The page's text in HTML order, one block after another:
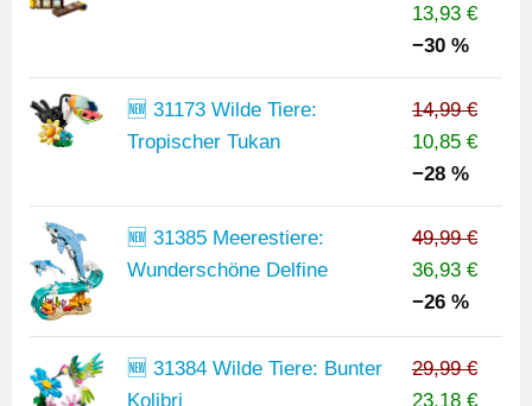
13,93 €
−30 %
🆕 31173 Wilde Tiere:
Tropischer Tukan
14,99 €
10,85 €
−28 %
🆕 31385 Meerestiere:
Wunderschöne Delfine
49,99 €
36,93 €
−26 %
🆕 31384 Wilde Tiere: Bunter
Kolibri
29,99 €
23,18 €